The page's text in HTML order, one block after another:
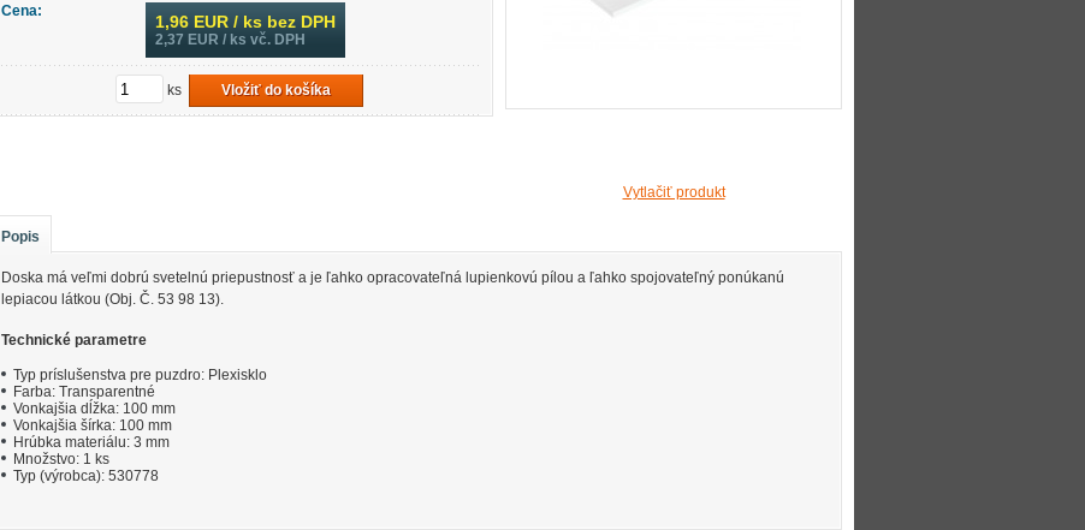
Cena:
1,96 EUR / ks bez DPH
2,37 EUR / ks vč. DPH
ks Vložiť do košíka
Vytlačiť produkt
Popis
Doska má veľmi dobrú svetelnú priepustnosť a je ľahko opracovateľná lupienkovú pílou a ľahko spojovateľný ponúkanú
lepiacou látkou (Obj. Č. 53 98 13).
Technické parametre
Typ príslušenstva pre puzdro: Plexisklo
Farba: Transparentné
Vonkajšia dĺžka: 100 mm
Vonkajšia šírka: 100 mm
Hrúbka materiálu: 3 mm
Množstvo: 1 ks
Typ (výrobca): 530778